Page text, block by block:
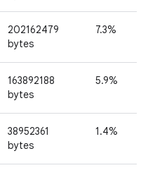
202162479
bytes
7.3%
163892188
bytes
5.9%
38952361
bytes
1.4%